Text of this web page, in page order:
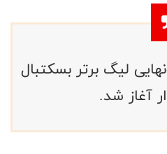
لیگ برتر بسکتبال